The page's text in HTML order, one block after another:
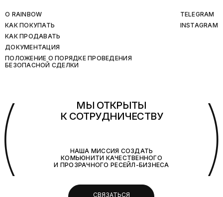
O RAINBOW
КАК ПОКУПАТЬ
КАК ПРОДАВАТЬ
ДОКУМЕНТАЦИЯ
ПОЛОЖЕНИЕ О ПОРЯДКЕ ПРОВЕДЕНИЯ
БЕЗОПАСНОЙ СДЕЛКИ
TELEGRAM
INSTAGRAM
МЫ ОТКРЫТЫ
К СОТРУДНИЧЕСТВУ
НАША МИССИЯ СОЗДАТЬ
КОМЬЮНИТИ КАЧЕСТВЕННОГО
И ПРОЗРАЧНОГО РЕСЕЙЛ-БИЗНЕСА
СВЯЗАТЬСЯ